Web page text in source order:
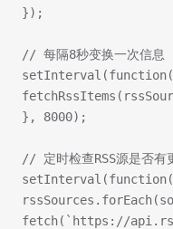
});
// 每隔8秒变换一次信息
}, 8000);
// 定时检查RSS源是否有
fetch(`https://